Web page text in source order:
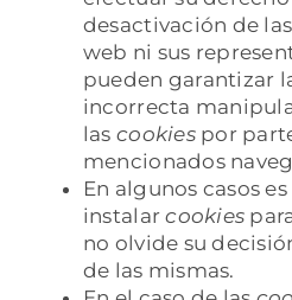
desactivación de
web ni sus
pueden garantizar
incorrecta
lascookiespor
mencionados
En algunos casos
instalarcookies
no olvide su
de las mismas.